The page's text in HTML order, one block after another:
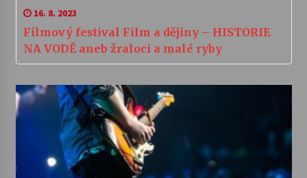
16. 8. 2023
Filmový festival Film a dějiny – HISTORIE
NA VODĚ aneb žraloci a malé ryby